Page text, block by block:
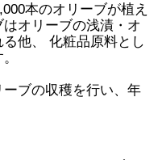
本のオリーブが植え
オリーブの浅漬・オ
他、 化粧品原料とし
ブの収穫を行い、年